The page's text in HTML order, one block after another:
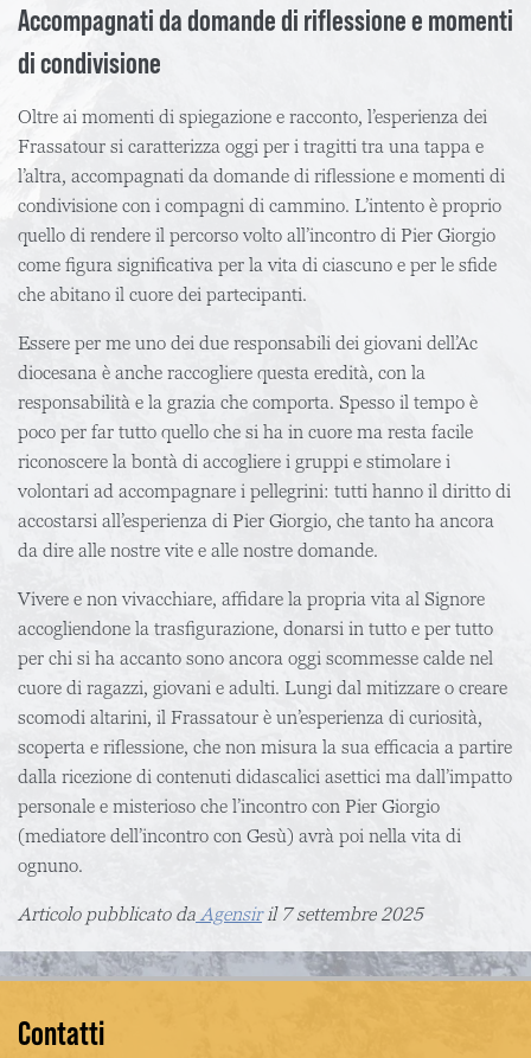
Accompagnati da domande di riflessione e momenti
di condivisione
Oltre ai momenti di spiegazione e racconto, l’esperienza dei
Frassatour si caratterizza oggi per i tragitti tra una tappa e
l’altra, accompagnati da domande di riflessione e momenti di
condivisione con i compagni di cammino. L’intento è proprio
quello di rendere il percorso volto all’incontro di Pier Giorgio
come figura significativa per la vita di ciascuno e per le sfide
che abitano il cuore dei partecipanti.
Essere per me uno dei due responsabili dei giovani dell’Ac
diocesana è anche raccogliere questa eredità, con la
responsabilità e la grazia che comporta. Spesso il tempo è
poco per far tutto quello che si ha in cuore ma resta facile
riconoscere la bontà di accogliere i gruppi e stimolare i
volontari ad accompagnare i pellegrini: tutti hanno il diritto di
accostarsi all’esperienza di Pier Giorgio, che tanto ha ancora
da dire alle nostre vite e alle nostre domande.
Vivere e non vivacchiare, affidare la propria vita al Signore
accogliendone la trasfigurazione, donarsi in tutto e per tutto
per chi si ha accanto sono ancora oggi scommesse calde nel
cuore di ragazzi, giovani e adulti. Lungi dal mitizzare o creare
scomodi altarini, il Frassatour è un’esperienza di curiosità,
scoperta e riflessione, che non misura la sua efficacia a partire
dalla ricezione di contenuti didascalici asettici ma dall’impatto
personale e misterioso che l’incontro con Pier Giorgio
(mediatore dell’incontro con Gesù) avrà poi nella vita di
ognuno.
Articolo pubblicato daAgensiril 7 settembre 2025
Contatti